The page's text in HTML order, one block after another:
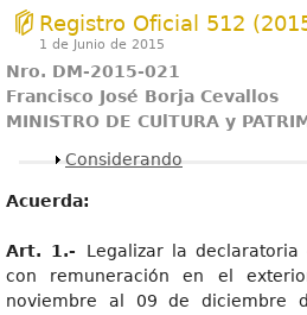
Registro Oficial 512
1 de Junio de 2015
Nro. DM-2015-021
Francisco José Borja Cevallos
MINISTRO DE CUlTURA y
Mostrar
Considerando
Acuerda:
Art. 1.- Legalizar la
con remuneración en el
noviembre al 09 de diciembre